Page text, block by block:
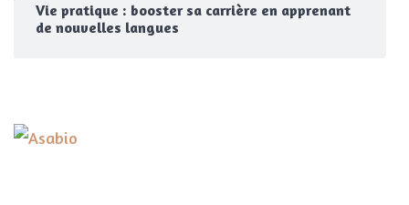
Vie pratique : booster sa carrière en apprenant
de nouvelles langues